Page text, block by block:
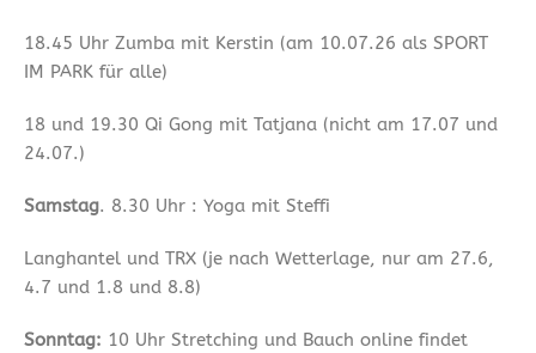
18.45 Uhr Zumba mit Kerstin (am 10.07.26 als SPORT
IM PARK für alle)
18 und 19.30 Qi Gong mit Tatjana (nicht am 17.07 und
24.07.)
Samstag. 8.30 Uhr : Yoga mit Steffi
Langhantel und TRX (je nach Wetterlage, nur am 27.6,
4.7 und 1.8 und 8.8)
Sonntag: 10 Uhr Stretching und Bauch online findet